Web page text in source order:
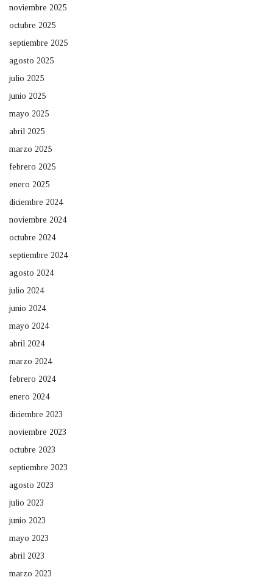
noviembre 2025
octubre 2025
septiembre 2025
agosto 2025
julio 2025
junio 2025
mayo 2025
abril 2025
marzo 2025
febrero 2025
enero 2025
diciembre 2024
noviembre 2024
octubre 2024
septiembre 2024
agosto 2024
julio 2024
junio 2024
mayo 2024
abril 2024
marzo 2024
febrero 2024
enero 2024
diciembre 2023
noviembre 2023
octubre 2023
septiembre 2023
agosto 2023
julio 2023
junio 2023
mayo 2023
abril 2023
marzo 2023